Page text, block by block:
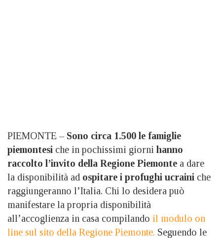
PIEMONTE – Sono circa 1.500 le famiglie
piemontesi che in pochissimi giorni hanno
raccolto l’invito della Regione Piemonte a dare
la disponibilità ad ospitare i profughi ucraini che
raggiungeranno l’Italia. Chi lo desidera può
manifestare la propria disponibilità
all’accoglienza in casa compilando il modulo on
line sul sito della Regione Piemonte. Seguendo le